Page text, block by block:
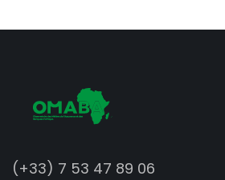
(+33) 7 53 47 89 06